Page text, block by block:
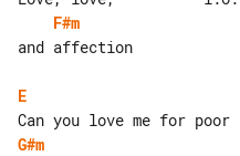
F#m
and affection
E
G#m